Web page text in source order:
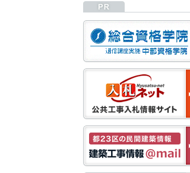
い申し上げます。
から通常通り運営いたし
ます。
2025/12/22
●年末年始に伴う情報更
新停止のお知らせ●
建設資料館をご利用いた
だき、誠に有難うござい
ます。
下記の期間につきまし
て、弊社休業のため情報
更新を停止させていただ
きます。
【期間】１２月２７日